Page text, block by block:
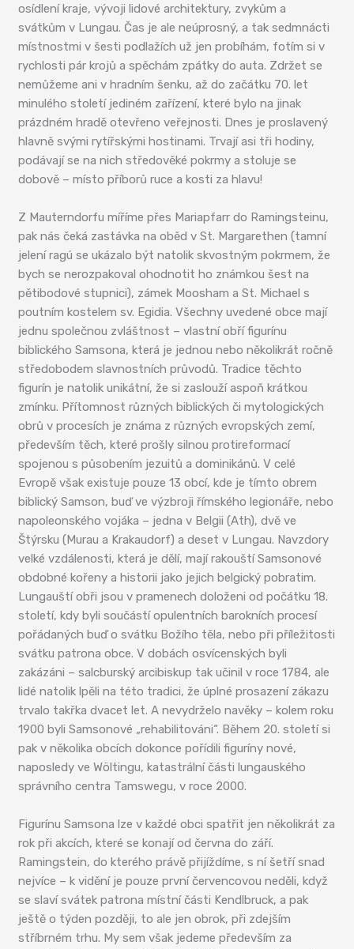
osídlení kraje, vývoji lidové architektury, zvykům a
svátkům v Lungau. Čas je ale neúprosný, a tak sedmnácti
místnostmi v šesti podlažích už jen probíhám, fotím si v
rychlosti pár krojů a spěchám zpátky do auta. Zdržet se
nemůžeme ani v hradním šenku, až do začátku 70. let
minulého století jediném zařízení, které bylo na jinak
prázdném hradě otevřeno veřejnosti. Dnes je proslavený
hlavně svými rytířskými hostinami. Trvají asi tři hodiny,
podávají se na nich středověké pokrmy a stoluje se
dobově – místo příborů ruce a kosti za hlavu!
Z Mauterndorfu míříme přes Mariapfarr do Ramingsteinu,
pak nás čeká zastávka na oběd v St. Margarethen (tamní
jelení ragú se ukázalo být natolik skvostným pokrmem, že
bych se nerozpakoval ohodnotit ho známkou šest na
pětibodové stupnici), zámek Moosham a St. Michael s
poutním kostelem sv. Egidia. Všechny uvedené obce mají
jednu společnou zvláštnost – vlastní obří figurínu
biblického Samsona, která je jednou nebo několikrát ročně
středobodem slavnostních průvodů. Tradice těchto
figurín je natolik unikátní, že si zaslouží aspoň krátkou
zmínku. Přítomnost různých biblických či mytologických
obrů v procesích je známa z různých evropských zemí,
především těch, které prošly silnou protireformací
spojenou s působením jezuitů a dominikánů. V celé
Evropě však existuje pouze 13 obcí, kde je tímto obrem
biblický Samson, buď ve výzbroji římského legionáře, nebo
napoleonského vojáka – jedna v Belgii (Ath), dvě ve
Štýrsku (Murau a Krakaudorf) a deset v Lungau. Navzdory
velké vzdálenosti, která je dělí, mají rakouští Samsonové
obdobné kořeny a historii jako jejich belgický pobratim.
Lungauští obři jsou v pramenech doloženi od počátku 18.
století, kdy byli součástí opulentních barokních procesí
pořádaných buď o svátku Božího těla, nebo při příležitosti
svátku patrona obce. V dobách osvícenských byli
zakázáni – salcburský arcibiskup tak učinil v roce 1784, ale
lidé natolik lpěli na této tradici, že úplné prosazení zákazu
trvalo takřka dvacet let. A nevydrželo navěky – kolem roku
1900 byli Samsonové „rehabilitováni“. Během 20. století si
pak v několika obcích dokonce pořídili figuríny nové,
naposledy ve Wöltingu, katastrální části lungauského
správního centra Tamswegu, v roce 2000.
Figurínu Samsona lze v každé obci spatřit jen několikrát za
rok při akcích, které se konají od června do září.
Ramingstein, do kterého právě přijíždíme, s ní šetří snad
nejvíce – k vidění je pouze první červencovou neděli, když
se slaví svátek patrona místní části Kendlbruck, a pak
ještě o týden později, to ale jen obrok, při zdejším
stříbrném trhu. My sem však jedeme především za